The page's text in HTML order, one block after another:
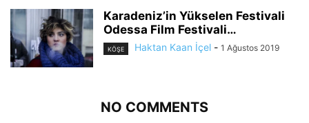
Karadeniz’in Yükselen Festivali
Odessa Film Festivali…
KÖŞE Haktan Kaan İçel - 1 Ağustos 2019
NO COMMENTS